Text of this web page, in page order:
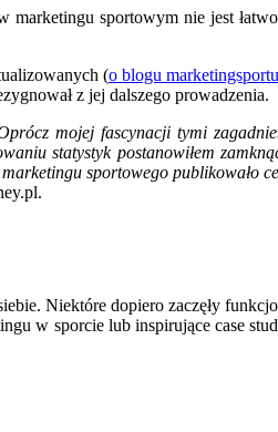
marketingu sportowym nie jest
(o blogu
z jej dalszego prowadzenia.
mojej fascynacji tymi
statystyk postanowiłem
sportowego publikowało
Niektóre dopiero zaczęły
w sporcie lub inspirujące case